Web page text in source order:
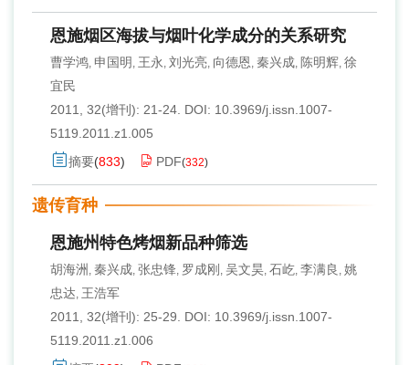
恩施烟区海拔与烟叶化学成分的关系研究
曹学鸿, 申国明 , 王永 , 刘光亮, 向德恩 , 秦兴成, 陈明辉, 徐
宜民
2011, 32(增刊): 21-24. DOI: 10.3969/j.issn.1007-
5119.2011.z1.005
摘要(833) PDF(332)
遗传育种
恩施州特色烤烟新品种筛选
胡海洲 , 秦兴成, 张忠锋, 罗成刚 , 吴文昊, 石屹, 李满良 , 姚
忠达, 王浩军
2011, 32(增刊): 25-29.
DOI: 10.3969/j.issn.1007-
5119.2011.z1.006